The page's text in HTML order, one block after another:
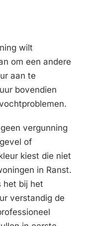
wilt
om een andere
aan te
bovendien
vergunning
of
kiest die niet
in Ranst.
het bij het
verstandig de